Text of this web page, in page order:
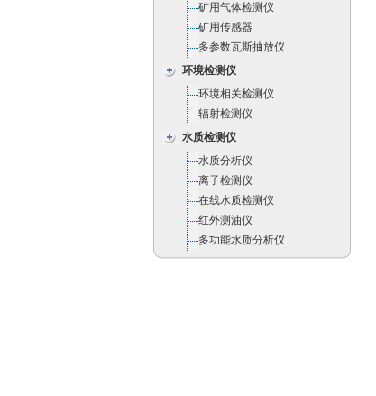
矿用气体检测仪
矿用传感器
多参数瓦斯抽放仪
环境检测仪
环境相关检测仪
辐射检测仪
水质检测仪
水质分析仪
离子检测仪
在线水质检测仪
红外测油仪
多功能水质分析仪